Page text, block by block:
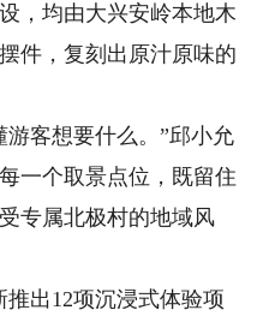
，均由大兴安岭本地木
件，复刻出原汁原味的
客想要什么。”邱小允
一个取景点位，既留住
专属北极村的地域风
出12项沉浸式体验项